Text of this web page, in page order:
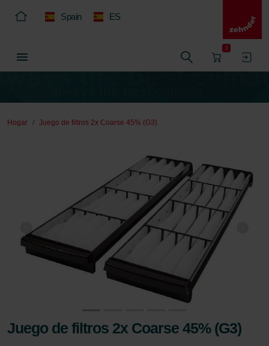
Spain ES
0
Hogar Juego de filtros 2x Coarse 45% (G3)
Juego de filtros 2x Coarse 45% (G3)